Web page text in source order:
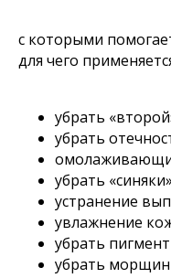
с которыми
для чего
убрать
убрать
убрать
устранение
увлажнение
убрать
убрать